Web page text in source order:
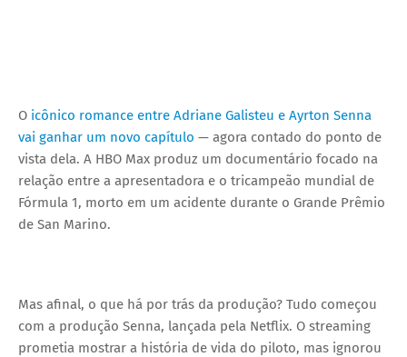
O icônico romance entre Adriane Galisteu e Ayrton Senna
vai ganhar um novo capítulo — agora contado do ponto de
vista dela. A HBO Max produz um documentário focado na
relação entre a apresentadora e o tricampeão mundial de
Fórmula 1, morto em um acidente durante o Grande Prêmio
de San Marino.
Mas afinal, o que há por trás da produção? Tudo começou
com a produção Senna, lançada pela Netflix. O streaming
prometia mostrar a história de vida do piloto, mas ignorou